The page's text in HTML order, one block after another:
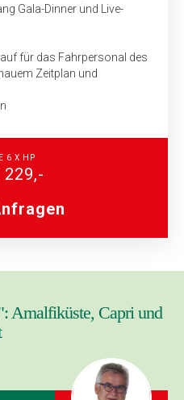
Gala-Dinner und Live-
für das Fahrpersonal des
Zeitplan und
6 X HP
229,-
Amalfiküste, Capri und